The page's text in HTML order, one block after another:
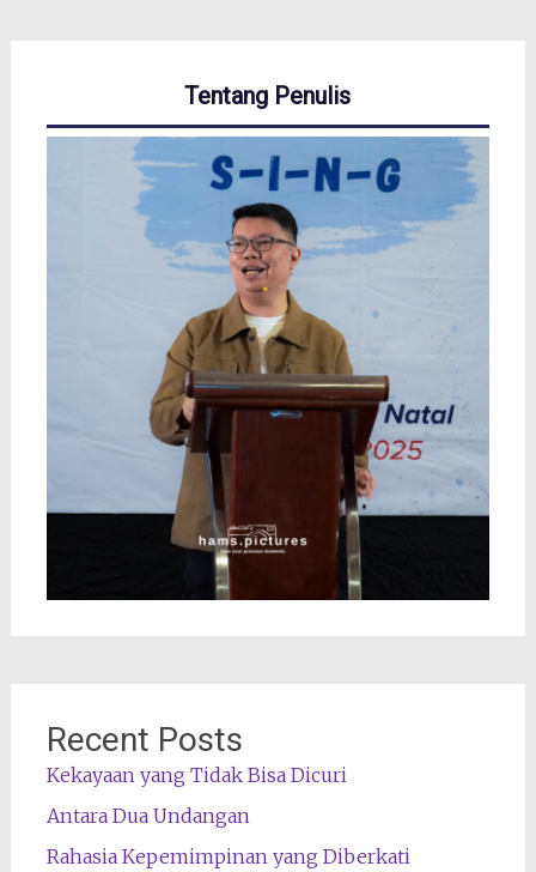
Tentang Penulis
Recent Posts
Kekayaan yang Tidak Bisa Dicuri
Antara Dua Undangan
Rahasia Kepemimpinan yang Diberkati